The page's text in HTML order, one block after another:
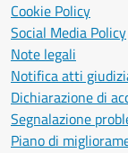
Cookie Policy
Social Media Policy
Note legali
Notifica atti
Dichiarazione di
Segnalazione
Piano di